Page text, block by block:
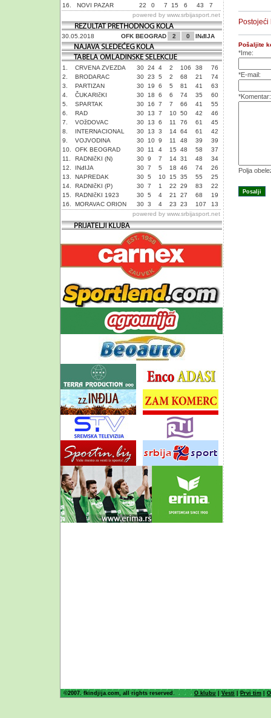
16.
NOVI PAZAR 22 0 7 15 6 43
7
powered by www.srbijasport.net
30.05.2018 OFK BEOGRAD 2 0 INđIJA
1. CRVENA ZVEZDA 30 24 4 2 106 38
76
2.
BRODARAC 30 23 5 2 68 21
74
3.
PARTIZAN 30 19 6 5 81 41
63
4.
ČUKARIčKI 30 18 6 6 74 35
60
5.
SPARTAK 30 16 7 7 66 41
55
6.
RAD 30 13 7 10 50 42
46
7.
VOžDOVAC 30 13 6 11 76 61
45
8.
INTERNACIONAL 30 13 3 14 64 61
42
9.
VOJVODINA 30 10 9 11 48 39
39
10.
OFK BEOGRAD 30 11 4 15 48 58
37
11.
RADNIčKI (N) 30 9 7 14 31 48
34
12.
INđIJA 30 7 5 18 46 74
26
13.
NAPREDAK 30 5 10 15 35 55
25
14.
RADNIčKI (P) 30 7 1 22 29 83
22
15.
RADNIčKI 1923 30 5 4 21 27 68
19
16.
MORAVAC ORION 30 3 4 23 23 107
13
powered by www.srbijasport.net
Postojeći
Pošaljite
*Ime:
*E-mail:
*Komentar:
Polja
©2007. fkindjija.com, all rights reserved. O klubu |Vesti | Prvi tim |